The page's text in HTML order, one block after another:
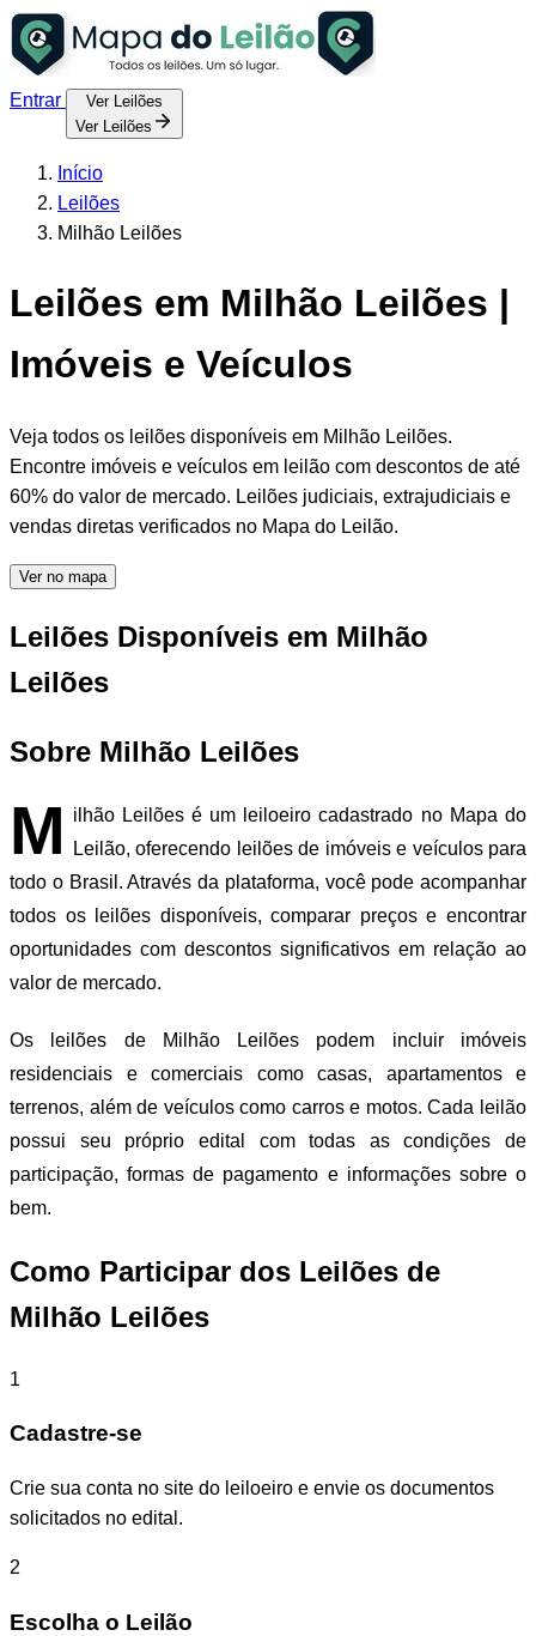
Entrar
Ver Leilões
Ver Leilões
Início
Leilões
Milhão Leilões
Leilões em Milhão Leilões |
Imóveis e Veículos
Veja todos os leilões disponíveis em Milhão Leilões.
Encontre imóveis e veículos em leilão com descontos de até
60% do valor de mercado. Leilões judiciais, extrajudiciais e
vendas diretas verificados no Mapa do Leilão.
Ver no mapa
Leilões Disponíveis em Milhão
Leilões
Sobre Milhão Leilões
M
ilhão Leilões é um leiloeiro cadastrado no Mapa do
Leilão, oferecendo leilões de imóveis e veículos para
todo o Brasil. Através da plataforma, você pode acompanhar
todos os leilões disponíveis, comparar preços e encontrar
oportunidades com descontos significativos em relação ao
valor de mercado.
Os leilões de Milhão Leilões podem incluir imóveis
residenciais e comerciais como casas, apartamentos e
terrenos, além de veículos como carros e motos. Cada leilão
possui seu próprio edital com todas as condições de
participação, formas de pagamento e informações sobre o
bem.
Como Participar dos Leilões de
Milhão Leilões
1
Cadastre-se
Crie sua conta no site do leiloeiro e envie os documentos
solicitados no edital.
2
Escolha o Leilão